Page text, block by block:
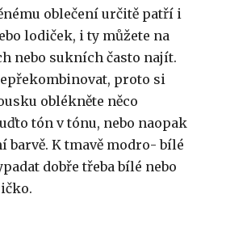
oblečení určitě patří i
lodiček, i ty můžete na
nebo sukních často najít.
proto si
oblékněte něco
tón v tónu, nebo naopak
barvě. K tmavě modro- bílé
dobře třeba bílé nebo
.